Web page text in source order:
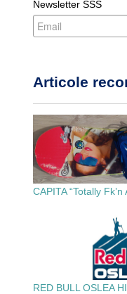
Newsletter SSS
Articole
CAPITA “Totally
RED BULL OSLEA